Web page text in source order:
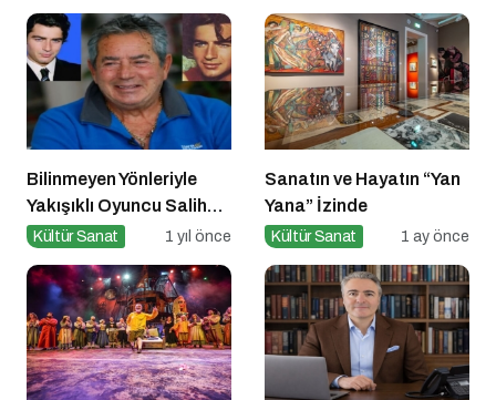
Bilinmeyen Yönleriyle
Yakışıklı Oyuncu Salih
GÜNEY ile Söyleşi
Kültür Sanat 1 yıl önce
Sanatın ve Hayatın “Yan
Yana” İzinde
Kültür Sanat 1 ay önce